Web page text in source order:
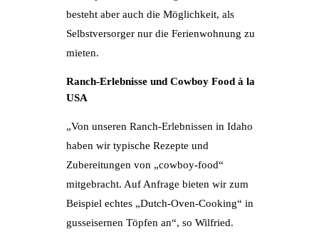
besteht aber auch die Möglichkeit, als
Selbstversorger nur die Ferienwohnung zu
mieten.
Ranch-Erlebnisse und Cowboy Food à la
USA
„Von unseren Ranch-Erlebnissen in Idaho
haben wir typische Rezepte und
Zubereitungen von „cowboy-food“
mitgebracht. Auf Anfrage bieten wir zum
Beispiel echtes „Dutch-Oven-Cooking“ in
gusseisernen Töpfen an“, so Wilfried.